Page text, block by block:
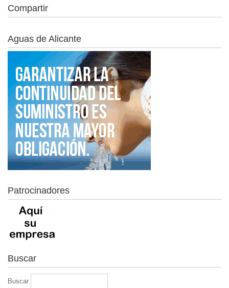
Compartir
Aguas de Alicante
Patrocinadores
Buscar
Buscar